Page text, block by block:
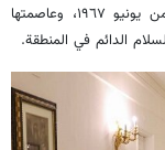
على أهمية إقامة دولة فلسطينية على حدود الرابع من يونيو ١٩٦٧، وعاصمتها
الدائم في المنطقة.